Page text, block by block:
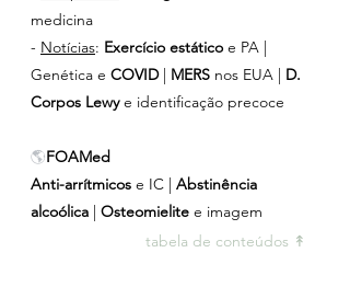
medicina
- Notícias: Exercício estático e PA |
Genética e COVID | MERS nos EUA | D.
Corpos Lewy e identificação precoce
🌎FOAMed
Anti-arrítmicos e IC | Abstinência
alcoólica | Osteomielite e imagem
tabela de conteúdos ↟